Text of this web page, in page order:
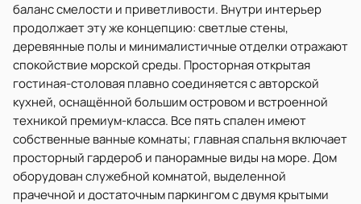
баланс смелости и приветливости. Внутри интерьер
продолжает эту же концепцию: светлые стены,
деревянные полы и минималистичные отделки отражают
спокойствие морской среды. Просторная открытая
гостиная-столовая плавно соединяется с авторской
кухней, оснащённой большим островом и встроенной
техникой премиум-класса. Все пять спален имеют
собственные ванные комнаты; главная спальня включает
просторный гардероб и панорамные виды на море. Дом
оборудован служебной комнатой, выделенной
прачечной и достаточным паркингом с двумя крытыми